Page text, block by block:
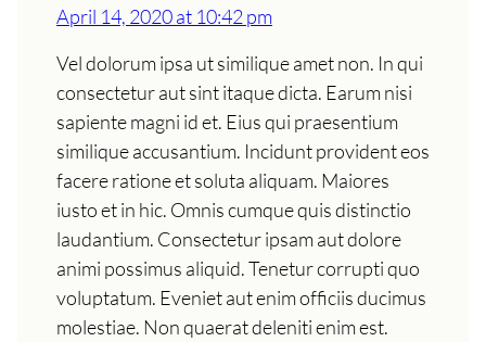
April 14, 2020 at 10:42 pm
Vel dolorum ipsa ut similique amet non. In qui
consectetur aut sint itaque dicta. Earum nisi
sapiente magni id et. Eius qui praesentium
similique accusantium. Incidunt provident eos
facere ratione et soluta aliquam. Maiores
iusto et in hic. Omnis cumque quis distinctio
laudantium. Consectetur ipsam aut dolore
animi possimus aliquid. Tenetur corrupti quo
voluptatum. Eveniet aut enim officiis ducimus
molestiae. Non quaerat deleniti enim est.